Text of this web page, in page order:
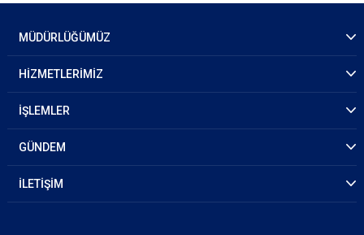
MÜDÜRLÜĞÜMÜZ
HİZMETLERİMİZ
İŞLEMLER
GÜNDEM
İLETİŞİM